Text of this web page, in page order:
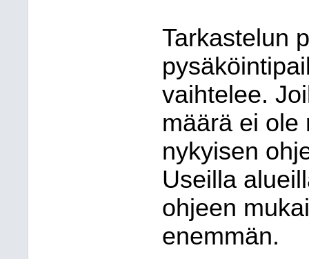
Tarkastelun
vaihtelee.
määrä ei ole
nykyisen
Useilla
ohjeen
enemmän.